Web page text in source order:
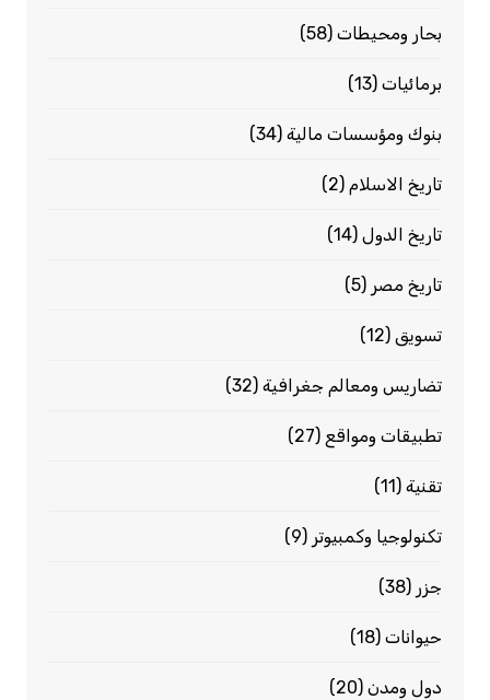
بحار ومحيطات(58)
برمائيات(13)
بنوك ومؤسسات مالية(34)
تاريخ الاسلام(2)
تاريخ الدول(14)
تاريخ مصر (5)
تسويق(12)
تضاريس ومعالم جغرافية(32)
تطبيقات ومواقع (27)
تقنية(11)
تكنولوجيا وكمبيوتر (9)
جزر (38)
حيوانات(18)
دول ومدن(20)